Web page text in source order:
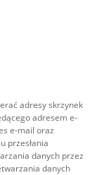
adresy skrzynek
adresem e-
e-mail oraz
przesłania
danych przez
danych